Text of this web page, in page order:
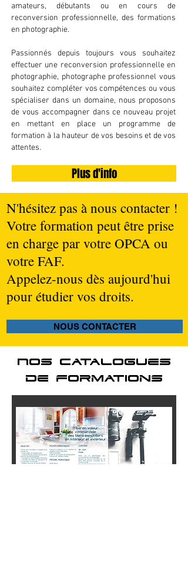
amateurs, débutants ou en cours de
reconversion professionnelle, des formations
en photographie.
Passionnés depuis toujours vous souhaitez
effectuer une reconversion professionnelle en
photographie, photographe professionnel vous
souhaitez compléter vos compétences ou vous
spécialiser dans un domaine, nous proposons
de vous accompagner dans ce nouveau projet
en mettant en place un programme de
formation à la hauteur de vos besoins et de vos
attentes.
En un mot faites de votre passion votre métier.
N'hésitez pas à nous contacter !
Votre formation peut être prise
en charge par votre OPCA ou
votre FAF.
Appelez-nous dès aujourd'hui
pour étudier vos droits.
NOUS CONTACTER
Plus d'info
Nos catalogues
de formations